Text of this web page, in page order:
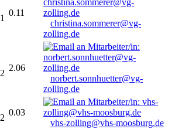
0.11
christina.sommerer@vg-
zolling.de
2.06
norbert.sonnhuetter@vg-
zolling.de
0.03
vhs-zolling@vhs-moosburg.de